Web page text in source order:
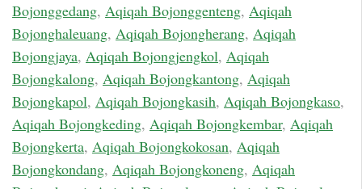
Bojonggedang, Aqiqah Bojonggenteng, Aqiqah
Bojonghaleuang, Aqiqah Bojongherang, Aqiqah
Bojongjaya, Aqiqah Bojongjengkol, Aqiqah
Bojongkalong, Aqiqah Bojongkantong, Aqiqah
Bojongkapol, Aqiqah Bojongkasih, Aqiqah Bojongkaso,
Aqiqah Bojongkeding, Aqiqah Bojongkembar, Aqiqah
Bojongkerta, Aqiqah Bojongkokosan, Aqiqah
Bojongkondang, Aqiqah Bojongkoneng, Aqiqah